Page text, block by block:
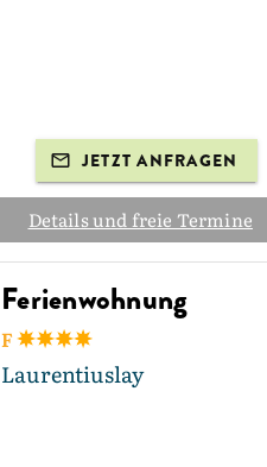
JETZT ANFRAGEN
Details und freie Termine
Ferienwohnung
F
Laurentiuslay